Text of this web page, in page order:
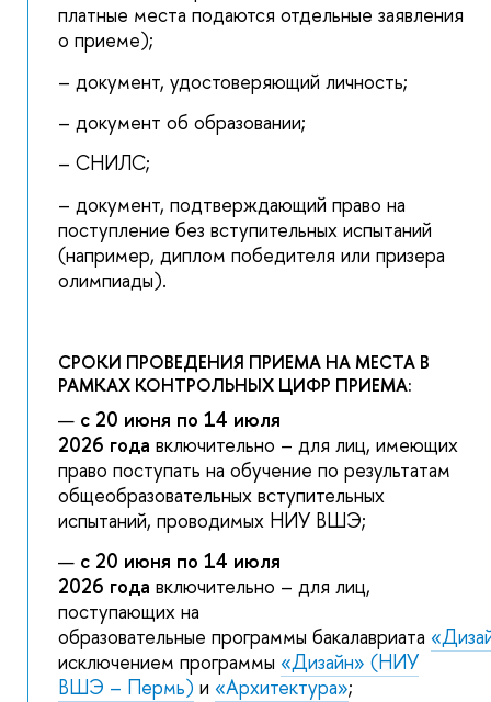
платные места подаются отдельные заявления
о приеме);
– документ, удостоверяющий личность;
– документ об образовании;
– СНИЛС;
– документ, подтверждающий право на
поступление без вступительных испытаний
(например, диплом победителя или призера
олимпиады).
СРОКИ ПРОВЕДЕНИЯ ПРИЕМА НА МЕСТА В
РАМКАХ КОНТРОЛЬНЫХ ЦИФР ПРИЕМА:
с 20 июня по 14 июля
2026 года включительно – для лиц, имеющих
право поступать на обучение по результатам
общеобразовательных вступительных
испытаний, проводимых НИУ ВШЭ;
с 20 июня по 14 июля
2026 года включительно – для лиц,
поступающих на
образовательные программы бакалавриата
исключением программы«Дизайн» (НИУ
ВШЭ – Пермь) и«Архитектура»;